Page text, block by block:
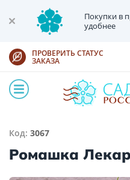
Покупки в
удобнее
ПРОВЕРИТЬ СТАТУС
ЗАКАЗА
Код: 3067
Ромашка